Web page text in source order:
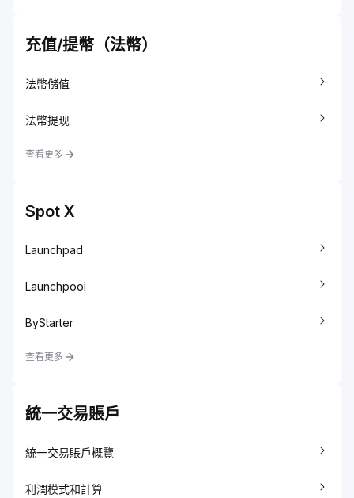
充值/提幣（法幣）
法幣儲值
法幣提现
查看更多
Spot X
Launchpad
Launchpool
ByStarter
查看更多
統一交易賬戶
統一交易賬戶概覽
利潤模式和計算